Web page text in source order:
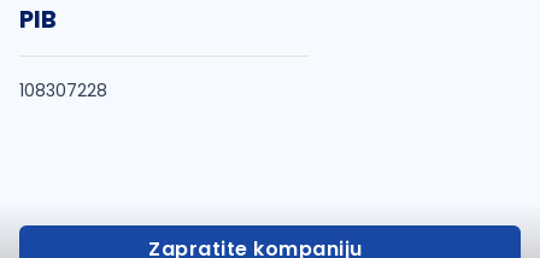
PIB
108307228
Zapratite kompaniju